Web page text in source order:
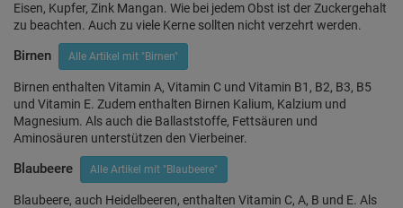
Eisen, Kupfer, Zink Mangan. Wie bei jedem Obst ist der Zuckergehalt
zu beachten. Auch zu viele Kerne sollten nicht verzehrt werden.
Birnen Alle Artikel mit "Birnen"
Birnen enthalten Vitamin A, Vitamin C und Vitamin B1, B2, B3, B5
und Vitamin E. Zudem enthalten Birnen Kalium, Kalzium und
Magnesium. Als auch die Ballaststoffe, Fettsäuren und
Aminosäuren unterstützen den Vierbeiner.
Blaubeere Alle Artikel mit "Blaubeere"
Blaubeere, auch Heidelbeeren, enthalten Vitamin C, A, B und E. Als